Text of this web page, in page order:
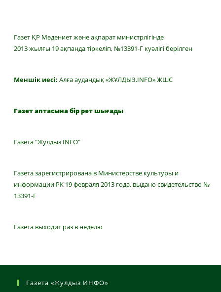
Газет ҚР Мәдениет және ақпарат министрлігінде
2013 жылғы 19 ақпанда тіркеліп, №13391-Г куәлігі берілген
Меншік иесі: Алға аудандық «ЖҰЛДЫЗ.INFO» ЖШС
Газет аптасына бір рет шығады
Газета "Жулдыз INFO"
Газета зарегистрирована в Министерстве культуры и
информации РК 19 февраля 2013 года, выдано свидетельство №
13391-Г
Газета выходит раз в неделю
Газета «Жулдыз ИНФО»